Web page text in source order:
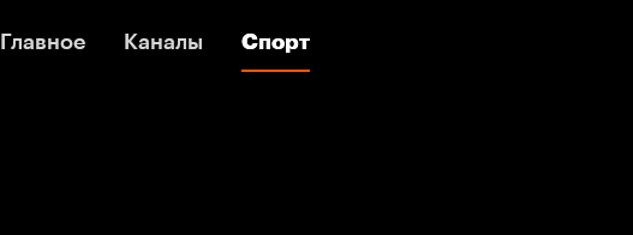
Главное Каналы Спорт
Главное Каналы Спорт